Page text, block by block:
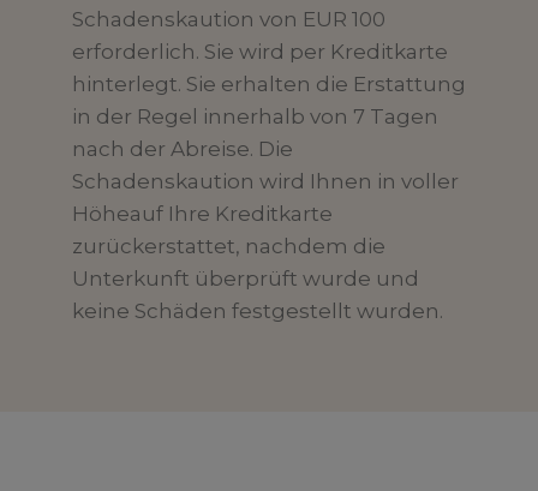
Schadenskaution von EUR 100
erforderlich. Sie wird per Kreditkarte
hinterlegt. Sie erhalten die Erstattung
in der Regel innerhalb von 7 Tagen
nach der Abreise. Die
Schadenskaution wird Ihnen in voller
Höheauf Ihre Kreditkarte
zurückerstattet, nachdem die
Unterkunft überprüft wurde und
keine Schäden festgestellt wurden.